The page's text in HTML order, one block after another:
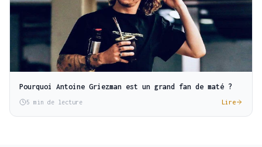
Pourquoi Antoine Griezman est un grand fan de maté ?
5 min de lecture Lire